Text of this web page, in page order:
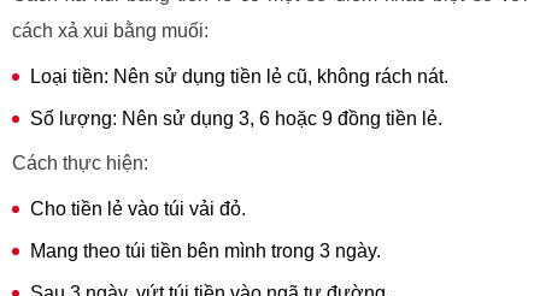
cách xả xui bằng muối:
Loại tiền: Nên sử dụng tiền lẻ cũ, không rách nát.
Số lượng: Nên sử dụng 3, 6 hoặc 9 đồng tiền lẻ.
Cách thực hiện:
Cho tiền lẻ vào túi vải đỏ.
Mang theo túi tiền bên mình trong 3 ngày.